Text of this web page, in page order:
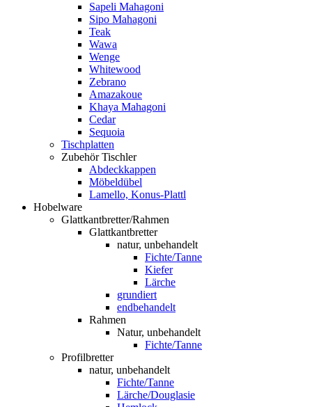
Sapeli Mahagoni
Sipo Mahagoni
Teak
Wawa
Wenge
Whitewood
Zebrano
Amazakoue
Khaya Mahagoni
Cedar
Sequoia
Tischplatten
Zubehör Tischler
Abdeckkappen
Möbeldübel
Lamello, Konus-Plattl
Hobelware
Glattkantbretter/Rahmen
Glattkantbretter
natur, unbehandelt
Fichte/Tanne
Kiefer
Lärche
grundiert
endbehandelt
Rahmen
Natur, unbehandelt
Fichte/Tanne
Profilbretter
natur, unbehandelt
Fichte/Tanne
Lärche/Douglasie